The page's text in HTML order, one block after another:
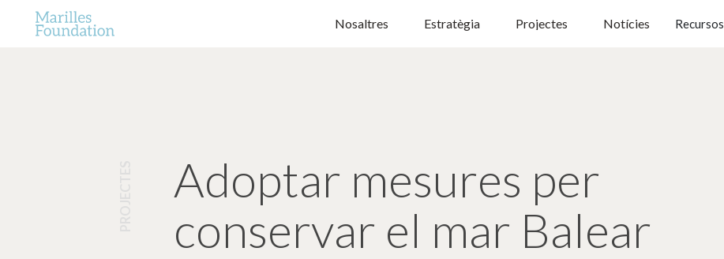
Nosaltres Estratègia Projectes Notícies Recursos
Adoptar mesures per
conservar el mar Balear